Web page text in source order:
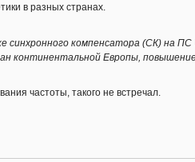
в разных странах.
синхронного компенсатора (СК) на ПС
континентальной Европы,
частоты, такого не встречал.